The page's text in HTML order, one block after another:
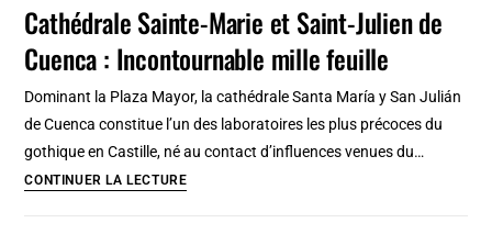
Cathédrale Sainte-Marie et Saint-Julien de
Cuenca : Incontournable mille feuille
Dominant la Plaza Mayor, la cathédrale Santa María y San Julián
de Cuenca constitue l’un des laboratoires les plus précoces du
gothique en Castille, né au contact d’influences venues du…
CONTINUER LA LECTURECathédrale